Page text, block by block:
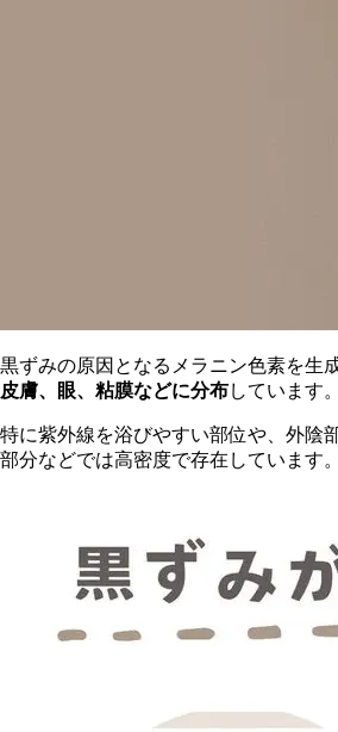
黒ずみの原因となるメラニン色素を生
皮膚、眼、粘膜などに分布しています。
特に紫外線を浴びやすい部位や、外陰
部分などでは高密度で存在しています。